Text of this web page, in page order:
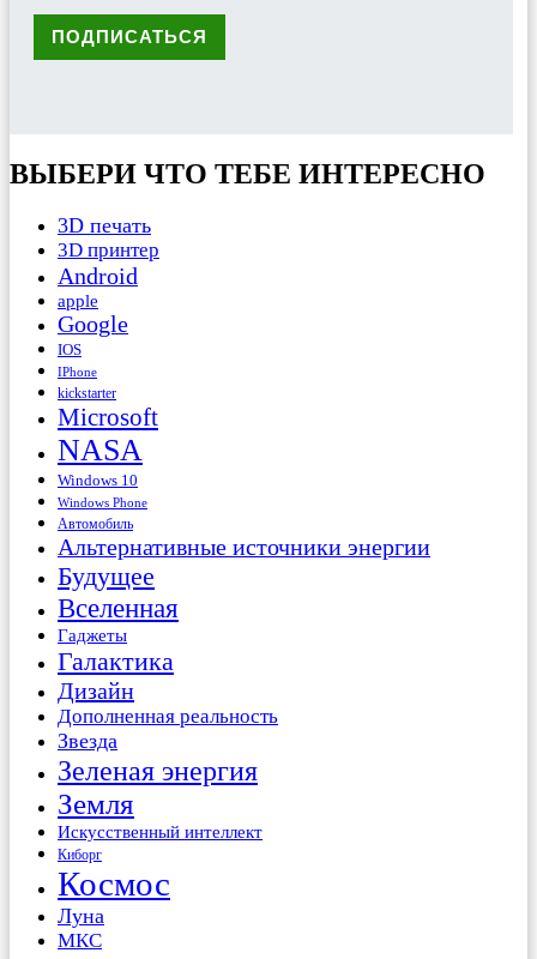
ВЫБЕРИ ЧТО ТЕБЕ ИНТЕРЕСНО
3D печать
3D принтер
Android
apple
Google
IOS
IPhone
kickstarter
Microsoft
NASA
Windows 10
Windows Phone
Автомобиль
Альтернативные источники энергии
Будущее
Вселенная
Гаджеты
Галактика
Дизайн
Дополненная реальность
Звезда
Зеленая энергия
Земля
Искусственный интеллект
Киборг
Космос
Луна
МКС